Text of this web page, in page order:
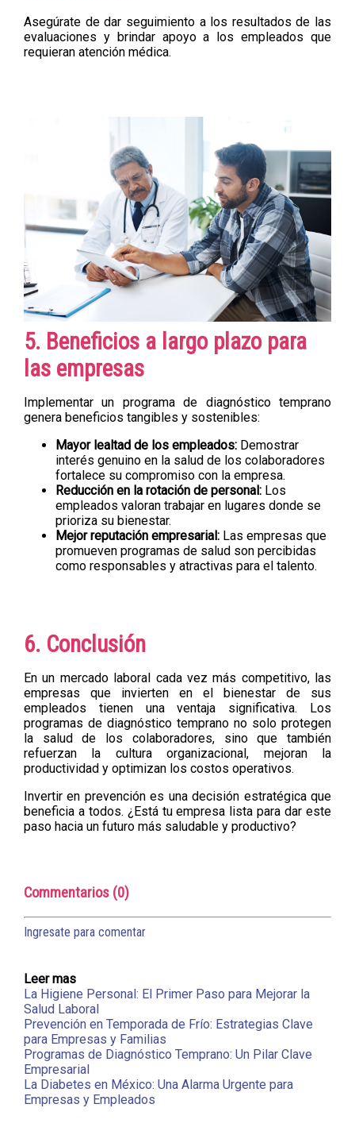
Asegúrate de dar seguimiento a los resultados de las
evaluaciones y brindar apoyo a los empleados que
requieran atención médica.
5. Beneficios a largo plazo para
las empresas
Implementar un programa de diagnóstico temprano
genera beneficios tangibles y sostenibles:
Mayor lealtad de los empleados: Demostrar
interés genuino en la salud de los colaboradores
fortalece su compromiso con la empresa.
Reducción en la rotación de personal: Los
empleados valoran trabajar en lugares donde se
prioriza su bienestar.
Mejor reputación empresarial: Las empresas que
promueven programas de salud son percibidas
como responsables y atractivas para el talento.
6. Conclusión
En un mercado laboral cada vez más competitivo, las
empresas que invierten en el bienestar de sus
empleados tienen una ventaja significativa. Los
programas de diagnóstico temprano no solo protegen
la salud de los colaboradores, sino que también
refuerzan la cultura organizacional, mejoran la
productividad y optimizan los costos operativos.
Invertir en prevención es una decisión estratégica que
beneficia a todos. ¿Está tu empresa lista para dar este
paso hacia un futuro más saludable y productivo?
Commentarios (0)
Ingresate para comentar
Leer mas
La Higiene Personal: El Primer Paso para Mejorar la
Salud Laboral
Prevención en Temporada de Frío: Estrategias Clave
para Empresas y Familias
Programas de Diagnóstico Temprano: Un Pilar Clave
Empresarial
La Diabetes en México: Una Alarma Urgente para
Empresas y Empleados